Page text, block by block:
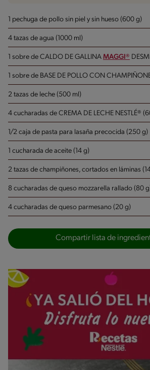
1 pechuga de pollo sin piel y sin hueso (600 g)
4 tazas de agua (1000 ml)
1 sobre de CALDO DE GALLINA MAGGI®
1 sobre de BASE DE POLLO CON
2 tazas de leche (500 ml)
4 cucharadas de CREMA DE LECHE NESTLÉ®
1/2 caja de pasta para lasaña precocida (250 g)
1 cucharada de aceite (14 g)
2 tazas de champiñones, cortados en láminas
8 cucharadas de queso mozzarella rallado (80
4 cucharadas de queso parmesano (20 g)
Compartir lista de